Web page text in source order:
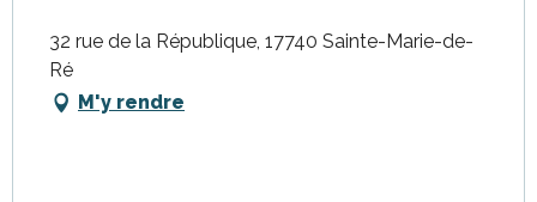
32 rue de la République, 17740 Sainte-Marie-de-
Ré
M'y rendre